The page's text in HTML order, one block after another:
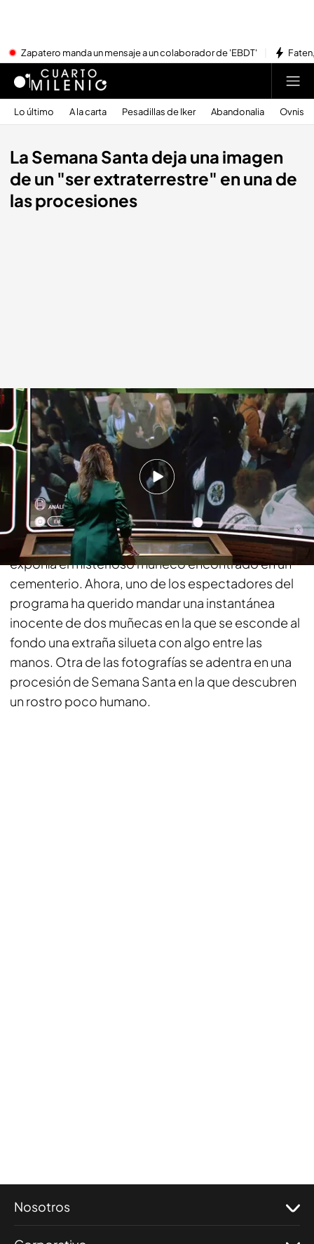
Zapatero manda un mensaje a un colaborador de 'EBDT'
Lo último A la carta Pesadillas de Iker Abandonalia Ovnis
La Semana Santa deja una imagen
de un "ser extraterrestre" en una de
las procesiones
cuatro.com
09 ABR 2018 - 01:45h.
Compartir
¿Qué se oculta detrás de los muñecos de
juguete? Hace una semana, la nave del misterio
exponía el misterioso muñeco encontrado en un
cementerio. Ahora, uno de los espectadores del
programa ha querido mandar una instantánea
inocente de dos muñecas en la que se esconde al
fondo una extraña silueta con algo entre las
manos. Otra de las fotografías se adentra en una
procesión de Semana Santa en la que descubren
un rostro poco humano.
Nosotros